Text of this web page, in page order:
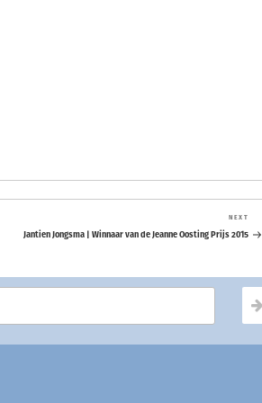
Post
NEXT
Jantien Jongsma | Winnaar van de Jeanne Oosting Prijs 2015